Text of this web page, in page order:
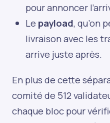
pour annoncer
Le payload, qu’on
livraison avec les
arrive juste après.
En plus de cette
comité de 512
chaque bloc pour